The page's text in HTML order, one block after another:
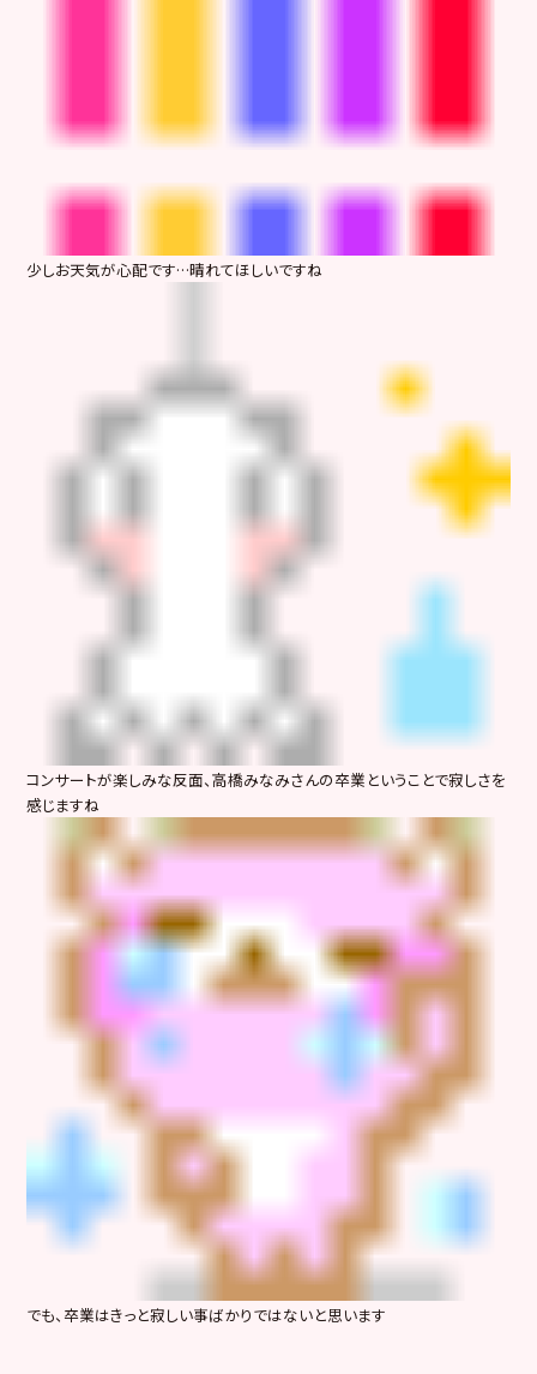
少しお天気が心配です…晴れてほしいですね
コンサートが楽しみな反面、高橋みなみさんの卒業ということで寂しさを
感じますね
でも、卒業はきっと寂しい事ばかりではないと思います